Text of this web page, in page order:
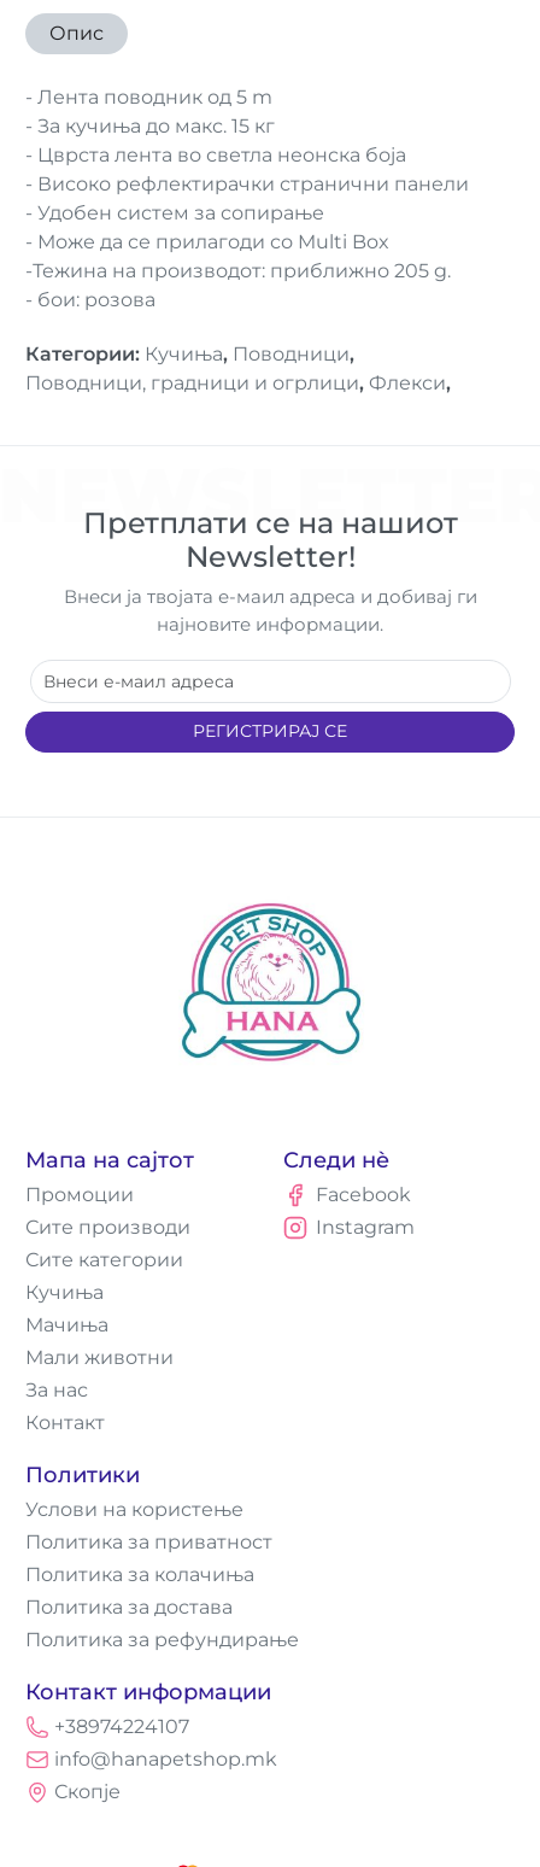
Опис
- Лента поводник од 5 m
- За кучиња до макс. 15 кг
- Цврста лента во светла неонска боја
- Високо рефлектирачки странични панели
- Удобен систем за сопирање
- Може да се прилагоди со Multi Box
-Тежина на производот: приближно 205 g.
- бои: розова
Категории: Кучиња, Поводници,
Поводници, градници и огрлици, Флекси,
Претплати се на нашиот
Newsletter!
Внеси ја твојата е-маил адреса и добивај ги
најновите информации.
РЕГИСТРИРАЈ СЕ
Мапа на сајтот
Промоции
Сите производи
Сите категории
Кучиња
Мачиња
Мали животни
За нас
Контакт
Политики
Услови на користење
Политика за приватност
Политика за колачиња
Политика за достава
Политика за рефундирање
Контакт информации
+38974224107
info@hanapetshop.mk
Скопје
Следи нè
Facebook
Instagram